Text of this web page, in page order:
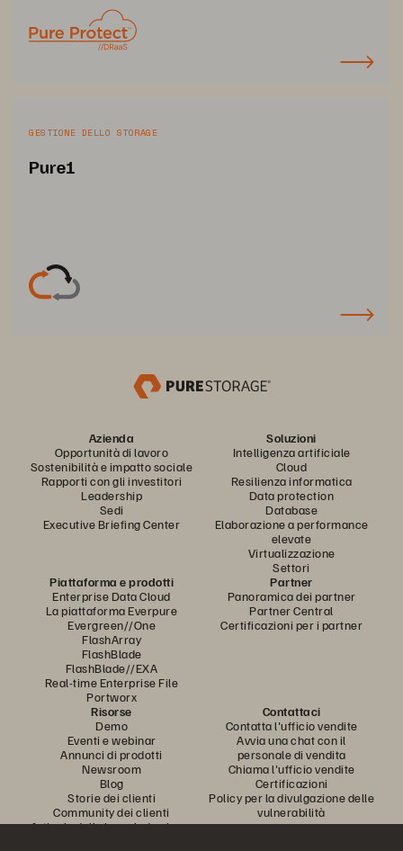
GESTIONE DELLO STORAGE
Pure1
Azienda
Opportunità di lavoro
Sostenibilità e impatto sociale
Rapporti con gli investitori
Leadership
Sedi
Executive Briefing Center
Soluzioni
Intelligenza artificiale
Cloud
Resilienza informatica
Data protection
Database
Elaborazione a performance
elevate
Virtualizzazione
Settori
Piattaforma e prodotti
Enterprise Data Cloud
La piattaforma Everpure
Evergreen//One
FlashArray
FlashBlade
FlashBlade//EXA
Real-time Enterprise File
Portworx
Partner
Panoramica dei partner
Partner Central
Certificazioni per i partner
Risorse
Demo
Eventi e webinar
Annunci di prodotti
Newsroom
Blog
Storie dei clienti
Community dei clienti
Articolo della knowledge base
Contattaci
Contatta l'ufficio vendite
Avvia una chat con il
personale di vendita
Chiama l'ufficio vendite
Certificazioni
Policy per la divulgazione delle
vulnerabilità